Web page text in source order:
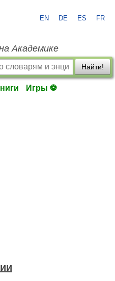
EN DE ES FR
Академике
Найти!
Игры ⚽